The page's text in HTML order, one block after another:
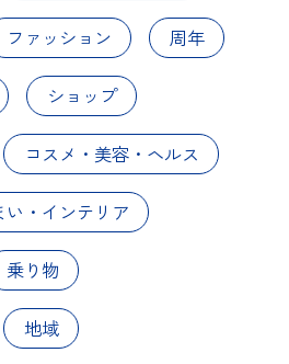
ファッション 周年
ショップ
コスメ・美容・ヘルス
い・インテリア
乗り物
地域